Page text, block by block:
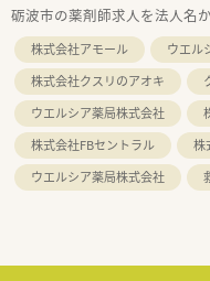
砺波市の薬剤師求人を法人名
株式会社アモール
ウエル
株式会社クスリのアオキ
ウエルシア薬局株式会社
株式会社FBセントラル
株
ウエルシア薬局株式会社